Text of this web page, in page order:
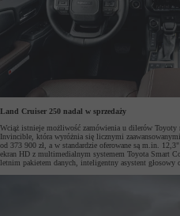
Land Cruiser 250 nadal w sprzedaży
Wciąż istnieje możliwość zamówienia u dilerów Toyoty
Invincible, która wyróżnia się licznymi
od 373 900 zł, a w standardzie oferowane są m.in.
ekran HD z multimedialnym systemem Toyota Smart
letnim pakietem danych, inteligentny asystent głosowy